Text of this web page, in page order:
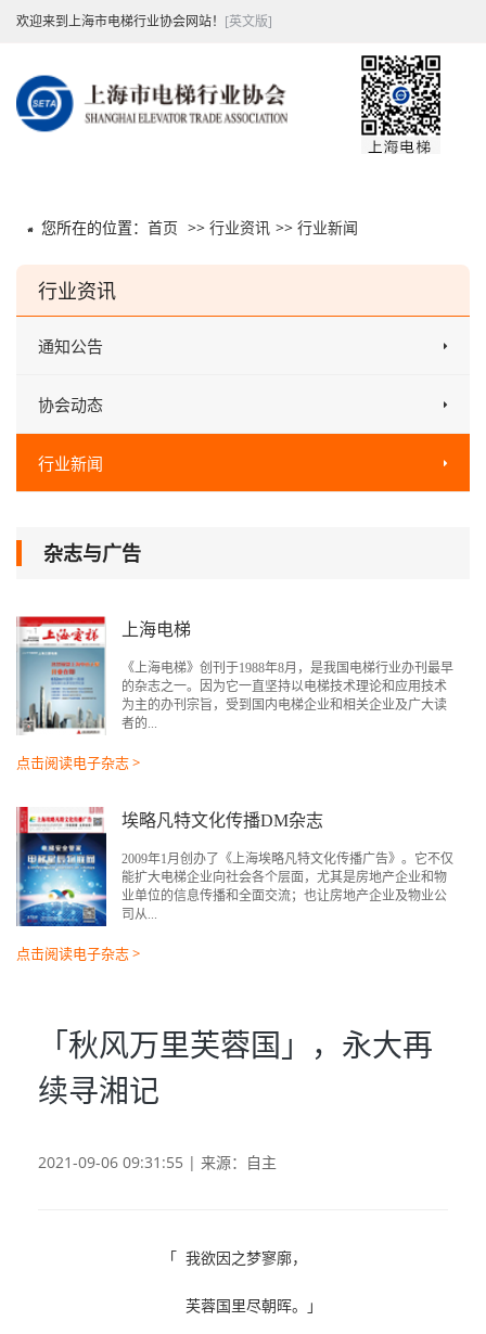
欢迎来到上海市电梯行业协会网站！ [英文版]
您所在的位置： 首页 >> 行业资讯 >> 行业新闻
行业资讯
通知公告
协会动态
行业新闻
杂志与广告
上海电梯
《上海电梯》创刊于1988年8月，是我国电梯行业办刊最早
的杂志之一。因为它一直坚持以电梯技术理论和应用技术
为主的办刊宗旨，受到国内电梯企业和相关企业及广大读
者的...
点击阅读电子杂志 >
埃略凡特文化传播DM杂志
2009年1月创办了《上海埃略凡特文化传播广告》。它不仅
能扩大电梯企业向社会各个层面，尤其是房地产企业和物
业单位的信息传播和全面交流；也让房地产企业及物业公
司从...
点击阅读电子杂志 >
「秋风万里芙蓉国」，永大再
续寻湘记
2021-09-06 09:31:55 | 来源：自主
「 我欲因之梦寥廓，
芙蓉国里尽朝晖。」